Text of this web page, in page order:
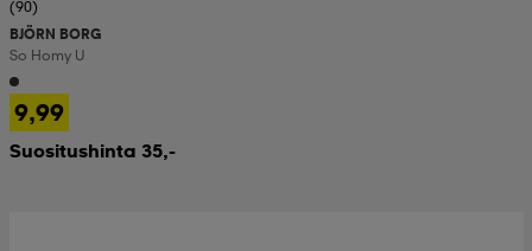
(90)
BJÖRN BORG
So Homy U
9,99
Suositushinta 35,-